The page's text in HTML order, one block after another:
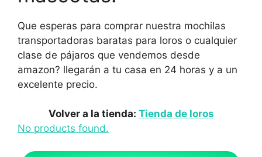
Que esperas para comprar nuestra mochilas
transportadoras baratas para loros o cualquier
clase de pájaros que vendemos desde
amazon? llegarán a tu casa en 24 horas y a un
excelente precio.
Volver a la tienda: Tienda de loros
No products found.